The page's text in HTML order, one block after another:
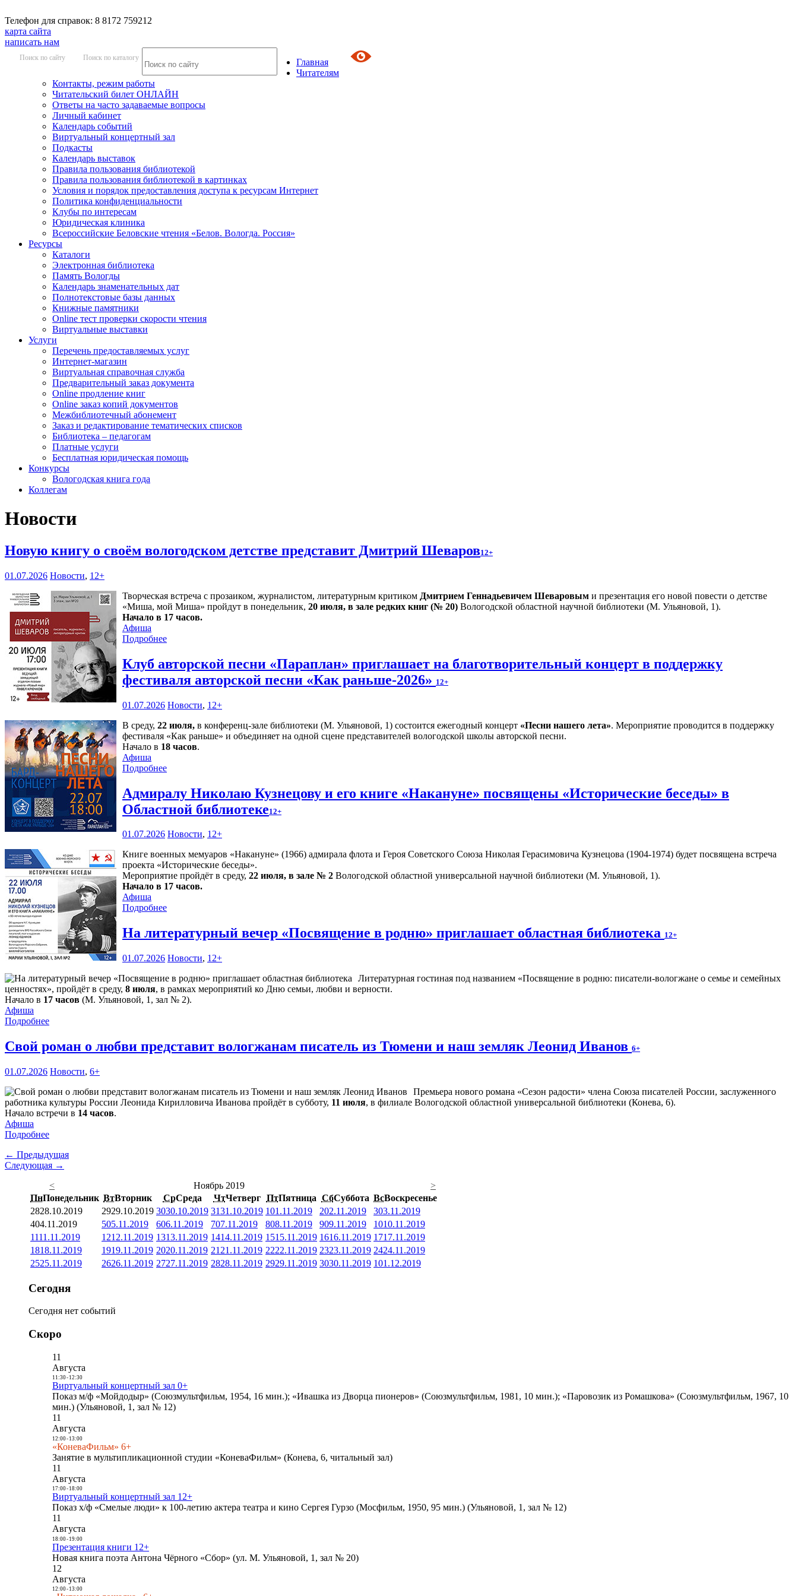
Телефон для справок: 8 8172 759212
карта сайта
написать нам
Поиск по сайту Поиск по каталогу
Главная
Читателям
Контакты, режим работы
Читательский билет ОНЛАЙН
Ответы на часто задаваемые вопросы
Личный кабинет
Календарь событий
Виртуальный концертный зал
Подкасты
Календарь выставок
Правила пользования библиотекой
Правила пользования библиотекой в картинках
Условия и порядок предоставления доступа к ресурсам Интернет
Политика конфиденциальности
Клубы по интересам
Юридическая клиника
Всероссийские Беловские чтения «Белов. Вологда. Россия»
Ресурсы
Каталоги
Электронная библиотека
Память Вологды
Календарь знаменательных дат
Полнотекстовые базы данных
Книжные памятники
Online тест проверки скорости чтения
Виртуальные выставки
Услуги
Перечень предоставляемых услуг
Интернет-магазин
Виртуальная справочная служба
Предварительный заказ документа
Online продление книг
Online заказ копий документов
Межбиблиотечный абонемент
Заказ и редактирование тематических списков
Библиотека – педагогам
Платные услуги
Бесплатная юридическая помощь
Конкурсы
Вологодская книга года
Коллегам
Новости
Новую книгу о своём вологодском детстве представит Дмитрий Шеваров12+
01.07.2026 Новости, 12+
Творческая встреча с прозаиком, журналистом, литературным критиком Дмитрием Геннадьевичем Шеваровым и презентация его новой повести о детстве
«Миша, мой Миша» пройдут в понедельник, 20 июля, в зале редких книг (№ 20) Вологодской областной научной библиотеки (М. Ульяновой, 1).
Начало в 17 часов.
Афиша
Подробнее
Клуб авторской песни «Параплан» приглашает на благотворительный концерт в поддержку
фестиваля авторской песни «Как раньше-2026» 12+
01.07.2026 Новости, 12+
В среду, 22 июля, в конференц-зале библиотеки (М. Ульяновой, 1) состоится ежегодный концерт «Песни нашего лета». Мероприятие проводится в поддержку
фестиваля «Как раньше» и объединяет на одной сцене представителей вологодской школы авторской песни.
Начало в 18 часов.
Афиша
Подробнее
Адмиралу Николаю Кузнецову и его книге «Накануне» посвящены «Исторические беседы» в
Областной библиотеке12+
01.07.2026 Новости, 12+
Книге военных мемуаров «Накануне» (1966) адмирала флота и Героя Советского Союза Николая Герасимовича Кузнецова (1904-1974) будет посвящена встреча
проекта «Исторические беседы».
Мероприятие пройдёт в среду, 22 июля, в зале № 2 Вологодской областной универсальной научной библиотеки (М. Ульяновой, 1).
Начало в 17 часов.
Афиша
Подробнее
На литературный вечер «Посвящение в родню» приглашает областная библиотека 12+
01.07.2026 Новости, 12+
Литературная гостиная под названием «Посвящение в родню: писатели-вологжане о семье и семейных
ценностях», пройдёт в среду, 8 июля, в рамках мероприятий ко Дню семьи, любви и верности.
Начало в 17 часов (М. Ульяновой, 1, зал № 2).
Афиша
Подробнее
Свой роман о любви представит вологжанам писатель из Тюмени и наш земляк Леонид Иванов 6+
01.07.2026 Новости, 6+
Премьера нового романа «Сезон радости» члена Союза писателей России, заслуженного
работника культуры России Леонида Кирилловича Иванова пройдёт в субботу, 11 июля, в филиале Вологодской областной универсальной библиотеки (Конева, 6).
Начало встречи в 14 часов.
Афиша
Подробнее
← Предыдущая
Следующая →
<
Ноябрь 2019
>
ПнПонедельник ВтВторник СрСреда ЧтЧетверг ПтПятница СбСуббота ВсВоскресенье
2828.10.2019 2929.10.2019 3030.10.2019 3131.10.2019 101.11.2019 202.11.2019 303.11.2019
404.11.2019 505.11.2019 606.11.2019 707.11.2019 808.11.2019 909.11.2019 1010.11.2019
1111.11.2019 1212.11.2019 1313.11.2019 1414.11.2019 1515.11.2019 1616.11.2019 1717.11.2019
1818.11.2019 1919.11.2019 2020.11.2019 21 21.11.2019 2222.11.2019 2323.11.2019 2424.11.2019
2525.11.2019 2626.11.2019 2727.11.2019 2828.11.2019 2929.11.2019 3030.11.2019 101.12.2019
Сегодня
Сегодня нет событий
Скоро
11
Августа
11:30- 12:30
Виртуальный концертный зал 0+
Показ м/ф «Мойдодыр» (Союзмультфильм, 1954, 16 мин.); «Ивашка из Дворца пионеров» (Союзмультфильм, 1981, 10 мин.); «Паровозик из Ромашкова» (Союзмультфильм, 1967, 10
мин.) (Ульяновой, 1, зал № 12)
11
Августа
12:00- 13:00
«КоневаФильм» 6+
Занятие в мультипликационной студии «КоневаФильм» (Конева, 6, читальный зал)
11
Августа
17:00- 18:00
Виртуальный концертный зал 12+
Показ х/ф «Смелые люди» к 100-летию актера театра и кино Сергея Гурзо (Мосфильм, 1950, 95 мин.) (Ульяновой, 1, зал № 12)
11
Августа
18:00- 19:00
Презентация книги 12+
Новая книга поэта Антона Чёрного «Сбор» (ул. М. Ульяновой, 1, зал № 20)
12
Августа
12:00- 13:00